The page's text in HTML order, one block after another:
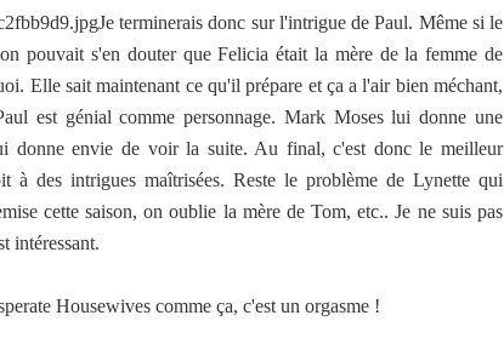
Je terminerais donc sur l'intrigue de Paul. Même si le
pouvait s'en douter que Felicia était la mère de la femme de
Elle sait maintenant ce qu'il prépare et ça a l'air bien méchant,
est génial comme personnage. Mark Moses lui donne une
donne envie de voir la suite. Au final, c'est donc le meilleur
à des intrigues maîtrisées. Reste le problème de Lynette qui
cette saison, on oublie la mère de Tom, etc.. Je ne suis pas
intéressant.
Housewives comme ça, c'est un orgasme !